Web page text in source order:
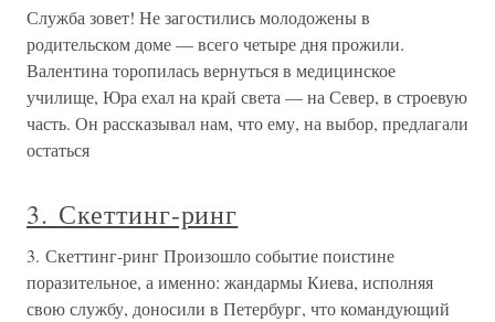
Служба зовет! Не загостились молодожены в
родительском доме — всего четыре дня прожили.
Валентина торопилась вернуться в медицинское
училище, Юра ехал на край света — на Север, в строевую
часть. Он рассказывал нам, что ему, на выбор, предлагали
остаться
3. Скеттинг-ринг
3. Скеттинг-ринг Произошло событие поистине
поразительное, а именно: жандармы Киева, исполняя
свою службу, доносили в Петербург, что командующий